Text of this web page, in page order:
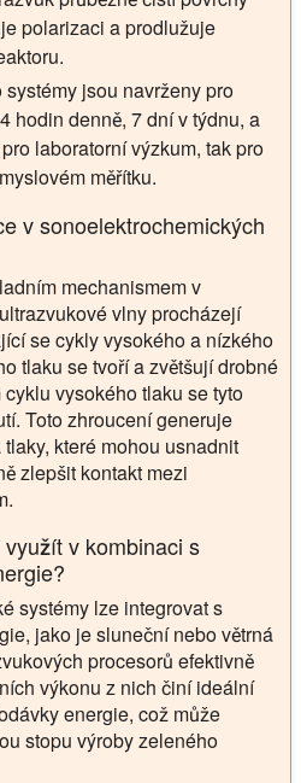
polarizaci a prodlužuje
systémy jsou navrženy pro
hodin denně, 7 dní v týdnu, a
laboratorní výzkum, tak pro
měřítku.
v sonoelektrochemických
mechanismem v
vlny procházejí
se cykly vysokého a nízkého
tlaku se tvoří a zvětšují drobné
vysokého tlaku se tyto
Toto zhroucení generuje
které mohou usnadnit
zlepšit kontakt mezi
v kombinaci s
systémy lze integrovat s
jako je sluneční nebo větrná
procesorů efektivně
výkonu z nich činí ideální
energie, což může
stopu výroby zeleného